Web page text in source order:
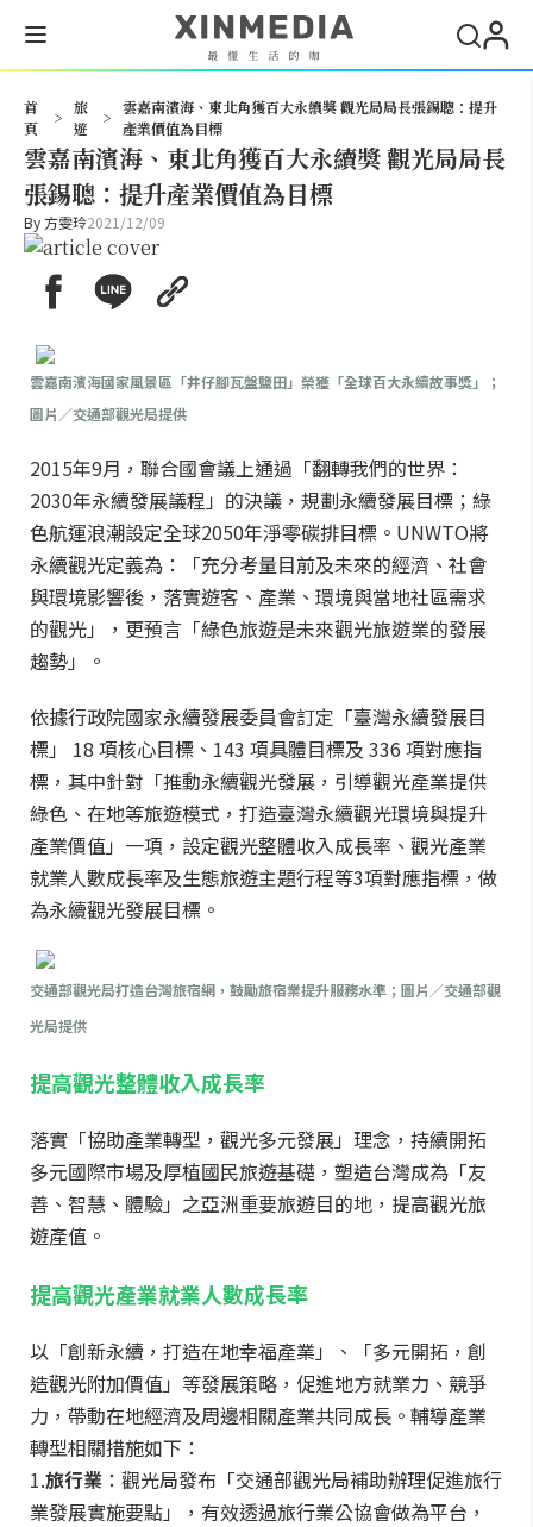
首
頁
>
旅
遊
>
雲嘉南濱海、東北角獲百大永續獎 觀光局局長張錫聰：提升
產業價值為目標
雲嘉南濱海、東北角獲百大永續獎 觀光局局長
張錫聰：提升產業價值為目標
By方雯玲2021/12/09
雲嘉南濱海國家風景區「井仔腳瓦盤鹽田」榮獲「全球百大永續故事獎」；
圖片／交通部觀光局提供
2015年9月，聯合國會議上通過「翻轉我們的世界：
2030年永續發展議程」的決議，規劃永續發展目標；綠
色航運浪潮設定全球2050年淨零碳排目標。UNWTO將
永續觀光定義為：「充分考量目前及未來的經濟、社會
與環境影響後，落實遊客、產業、環境與當地社區需求
的觀光」，更預言「綠色旅遊是未來觀光旅遊業的發展
趨勢」。
依據行政院國家永續發展委員會訂定「臺灣永續發展目
標」 18 項核心目標、143 項具體目標及 336 項對應指
標，其中針對「推動永續觀光發展，引導觀光產業提供
綠色、在地等旅遊模式，打造臺灣永續觀光環境與提升
產業價值」一項，設定觀光整體收入成長率、觀光產業
就業人數成長率及生態旅遊主題行程等3項對應指標，做
為永續觀光發展目標。
交通部觀光局打造台灣旅宿網，鼓勵旅宿業提升服務水準；圖片／交通部觀
光局提供
提高觀光整體收入成長率
落實「協助產業轉型，觀光多元發展」理念，持續開拓
多元國際市場及厚植國民旅遊基礎，塑造台灣成為「友
善、智慧、體驗」之亞洲重要旅遊目的地，提高觀光旅
遊產值。
提高觀光產業就業人數成長率
以「創新永續，打造在地幸福產業」、「多元開拓，創
造觀光附加價值」等發展策略，促進地方就業力、競爭
力，帶動在地經濟及周邊相關產業共同成長。輔導產業
轉型相關措施如下：
1.旅行業 ：觀光局發布「交通部觀光局補助辦理促進旅行
業發展實施要點」，有效透過旅行業公協會做為平台，